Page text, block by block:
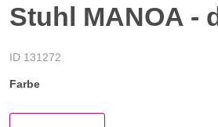
Stuhl MANOA -
ID 131272
Farbe